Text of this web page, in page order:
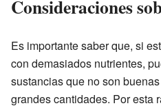
Consideraciones
Es importante saber que, si
con demasiados nutrientes,
sustancias que no son
grandes cantidades. Por esta